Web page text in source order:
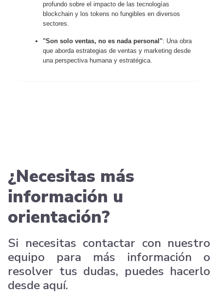
profundo sobre el impacto de las tecnologías
blockchain y los tokens no fungibles en diversos
sectores.
"Son solo ventas, no es nada personal": Una obra
que aborda estrategias de ventas y marketing desde
una perspectiva humana y estratégica.
¿Necesitas más
información u
orientación?
Si necesitas contactar con nuestro
equipo para más información o
resolver tus dudas, puedes hacerlo
desde aquí.